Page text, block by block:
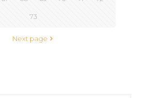
73
Next page